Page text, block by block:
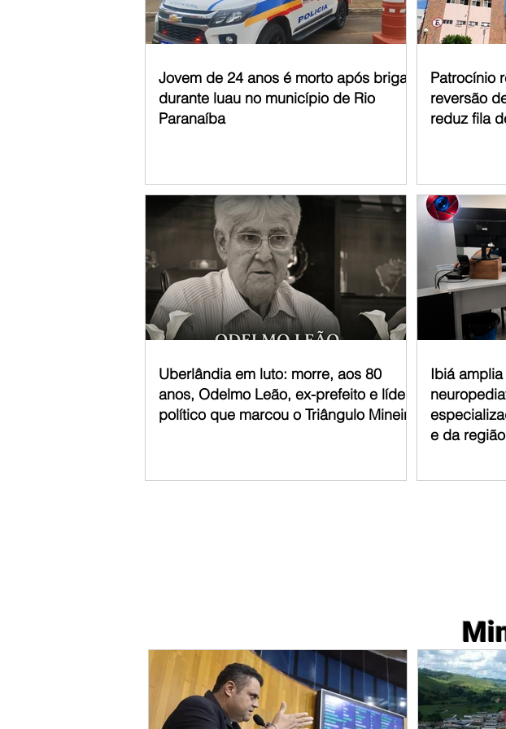
Jovem de 24 anos é morto após briga
durante luau no município de Rio
Paranaíba
Patrocínio
reversão
reduz fila
Uberlândia em luto: morre, aos 80
anos, Odelmo Leão, ex-prefeito e líder
político que marcou o Triângulo Mineiro
Ibiá
e da região